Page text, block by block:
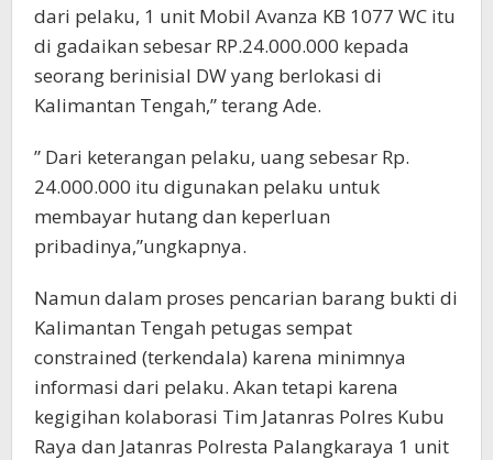
dari pelaku, 1 unit Mobil Avanza KB 1077 WC itu
di gadaikan sebesar RP.24.000.000 kepada
seorang berinisial DW yang berlokasi di
Kalimantan Tengah,” terang Ade.
” Dari keterangan pelaku, uang sebesar Rp.
24.000.000 itu digunakan pelaku untuk
membayar hutang dan keperluan
pribadinya,”ungkapnya.
Namun dalam proses pencarian barang bukti di
Kalimantan Tengah petugas sempat
constrained (terkendala) karena minimnya
informasi dari pelaku. Akan tetapi karena
kegigihan kolaborasi Tim Jatanras Polres Kubu
Raya dan Jatanras Polresta Palangkaraya 1 unit